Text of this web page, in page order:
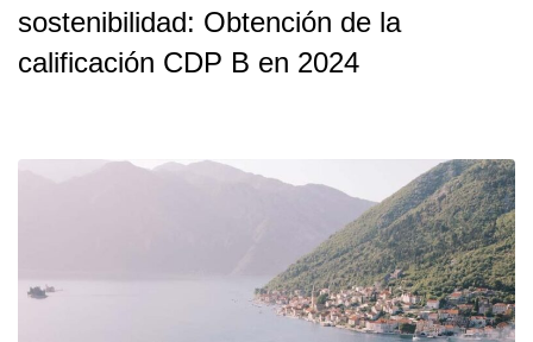
sostenibilidad: Obtención de la
calificación CDP B en 2024